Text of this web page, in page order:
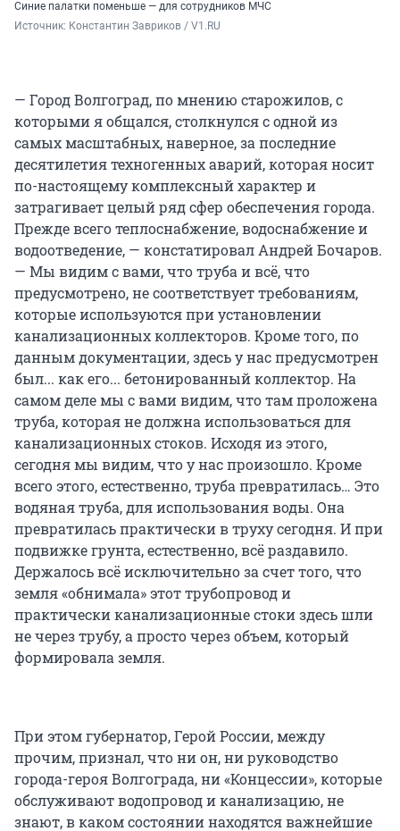
Синие палатки поменьше — для сотрудников МЧС
Источник: Константин Завриков / V1.RU
— Город Волгоград, по мнению старожилов, с
которыми я общался, столкнулся с одной из
самых масштабных, наверное, за последние
десятилетия техногенных аварий, которая носит
по-настоящему комплексный характер и
затрагивает целый ряд сфер обеспечения города.
Прежде всего теплоснабжение, водоснабжение и
водоотведение, — констатировал Андрей Бочаров.
— Мы видим с вами, что труба и всё, что
предусмотрено, не соответствует требованиям,
которые используются при установлении
канализационных коллекторов. Кроме того, по
данным документации, здесь у нас предусмотрен
был... как его... бетонированный коллектор. На
самом деле мы с вами видим, что там проложена
труба, которая не должна использоваться для
канализационных стоков. Исходя из этого,
сегодня мы видим, что у нас произошло. Кроме
всего этого, естественно, труба превратилась… Это
водяная труба, для использования воды. Она
превратилась практически в труху сегодня. И при
подвижке грунта, естественно, всё раздавило.
Держалось всё исключительно за счет того, что
земля «обнимала» этот трубопровод и
практически канализационные стоки здесь шли
не через трубу, а просто через объем, который
формировала земля.
При этом губернатор, Герой России, между
прочим, признал, что ни он, ни руководство
города-героя Волгограда, ни «Концессии», которые
обслуживают водопровод и канализацию, не
знают, в каком состоянии находятся важнейшие